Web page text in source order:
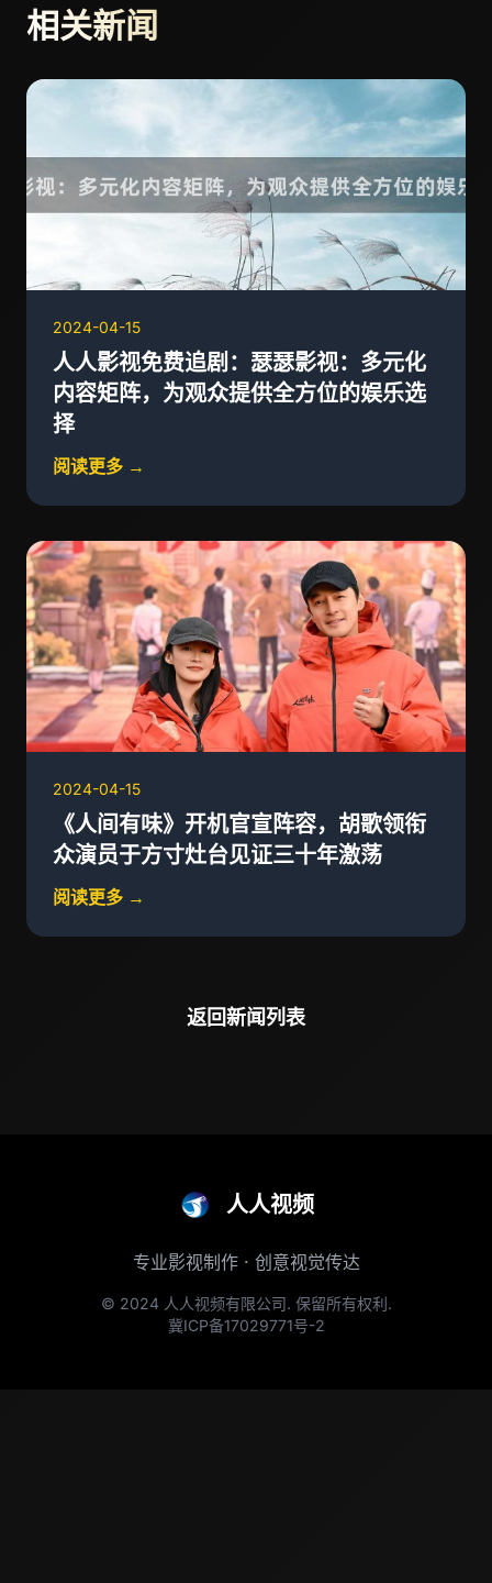
相关新闻
2024-04-15
人人影视免费追剧：瑟瑟影视：多元化
内容矩阵，为观众提供全方位的娱乐选
择
阅读更多 →
2024-04-15
《人间有味》开机官宣阵容，胡歌领衔
众演员于方寸灶台见证三十年激荡
阅读更多 →
返回新闻列表
人人视频
专业影视制作 · 创意视觉传达
© 2024 人人视频有限公司. 保留所有权利.
冀ICP备17029771号-2